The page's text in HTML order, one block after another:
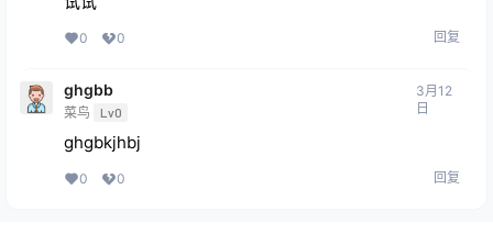
0 0 回复
ghgbb
菜鸟 Lv0
3月12
日
ghgbkjhbj
0 0 回复